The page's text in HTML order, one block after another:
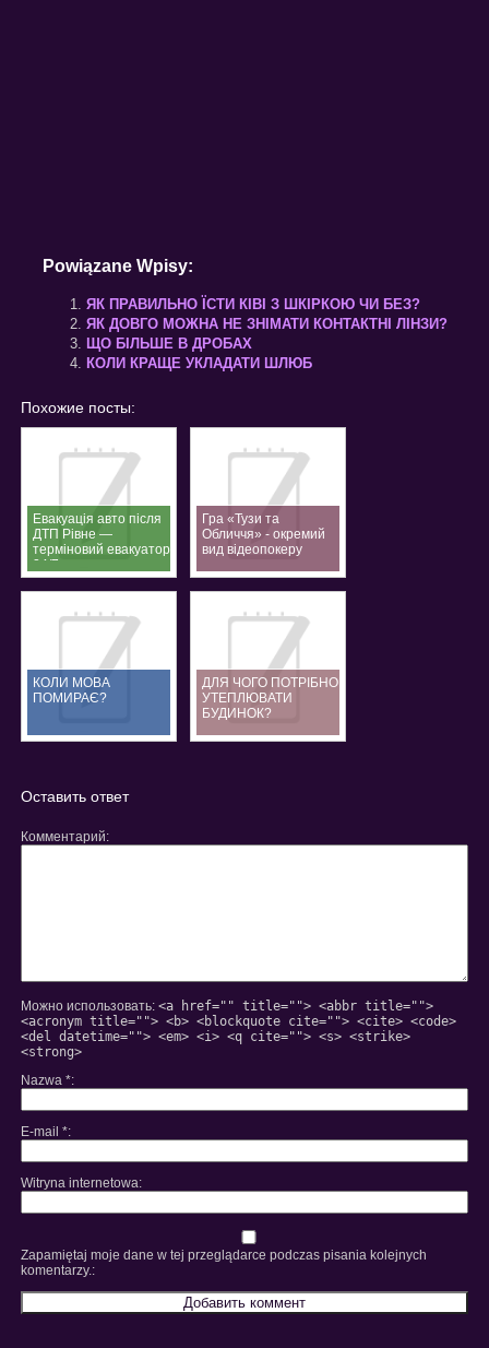
Powiązane Wpisy:
ЯК ПРАВИЛЬНО ЇСТИ КІВІ З ШКІРКОЮ ЧИ БЕЗ?
ЯК ДОВГО МОЖНА НЕ ЗНІМАТИ КОНТАКТНІ ЛІНЗИ?
ЩО БІЛЬШЕ В ДРОБАХ
КОЛИ КРАЩЕ УКЛАДАТИ ШЛЮБ
Похожие посты:
Евакуація авто після
ДТП Рівне —
терміновий евакуатор
24/7
Гра «Тузи та
Обличчя» - окремий
вид відеопокеру
КОЛИ МОВА
ПОМИРАЄ?
ДЛЯ ЧОГО ПОТРІБНО
УТЕПЛЮВАТИ
БУДИНОК?
Оставить ответ
Комментарий
Можно использовать: <a href="" title=""> <abbr title="">
<acronym title=""> <b> <blockquote cite=""> <cite> <code>
<del datetime=""> <em> <i> <q cite=""> <s> <strike>
<strong>
Nazwa *
E-mail *
Witryna internetowa
Zapamiętaj moje dane w tej przeglądarce podczas pisania kolejnych
komentarzy.